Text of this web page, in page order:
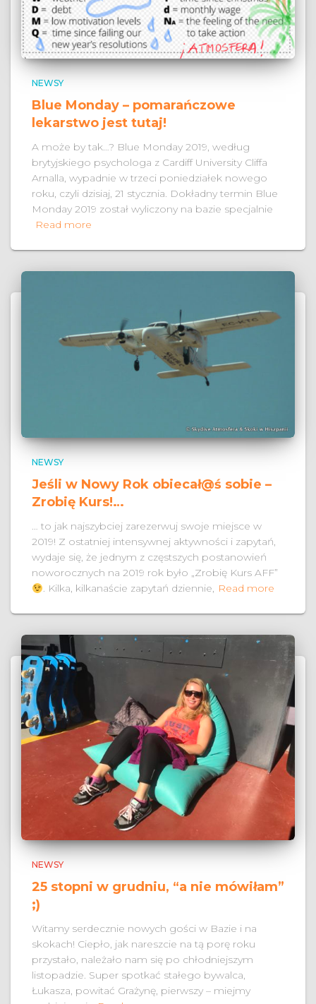
NEWSY
Blue Monday – pomarańczowe
lekarstwo jest tutaj!
A może by tak…? Blue Monday 2019, według
brytyjskiego psychologa z Cardiff University Cliffa
Arnalla, wypadnie w trzeci poniedziałek nowego
roku, czyli dzisiaj, 21 stycznia. Dokładny termin Blue
Monday 2019 został wyliczony na bazie specjalnie
Read more
NEWSY
Jeśli w Nowy Rok obiecał@ś sobie –
Zrobię Kurs!…
… to jak najszybciej zarezerwuj swoje miejsce w
2019! Z ostatniej intensywnej aktywności i zapytań,
wydaje się, że jednym z częstszych postanowień
noworocznych na 2019 rok było „Zrobię Kurs AFF”
. Kilka, kilkanaście zapytań dziennie, Read more
NEWSY
25 stopni w grudniu, “a nie mówiłam”
;)
Witamy serdecznie nowych gości w Bazie i na
skokach! Ciepło, jak nareszcie na tą porę roku
przystało, należało nam się po chłodniejszym
listopadzie. Super spotkać stałego bywalca,
Łukasza, powitać Grażynę, pierwszy – miejmy